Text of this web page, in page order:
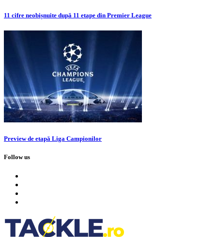
11 cifre neobișnuite după 11 etape din Premier League
Preview de etapă Liga Campionilor
Follow us